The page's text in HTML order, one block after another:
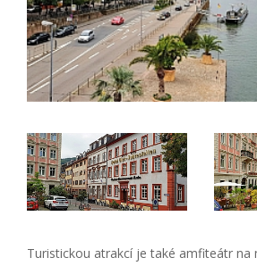
Turistickou atrakcí je také amfiteátr na